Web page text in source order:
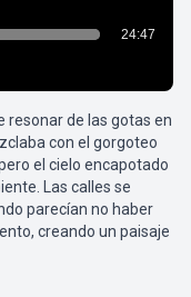
resonar de las gotas en
con el gorgoteo
el cielo encapotado
Las calles se
parecían no haber
creando un paisaje